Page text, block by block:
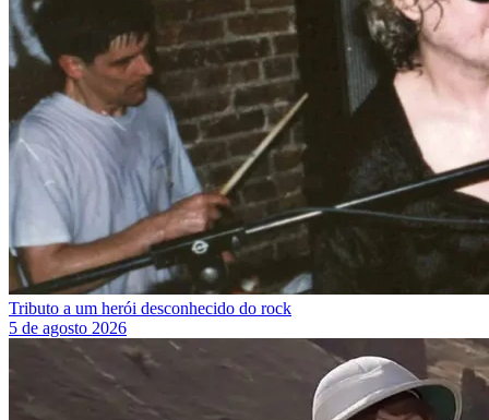
Tributo a um herói desconhecido do rock
5 de agosto 2026